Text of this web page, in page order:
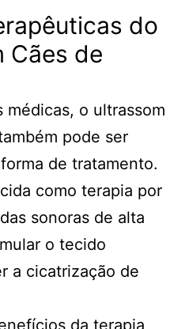
do
Cães de
médicas, o ultrassom
pode ser
de tratamento.
como terapia por
sonoras de alta
o tecido
a cicatrização de
da terapia